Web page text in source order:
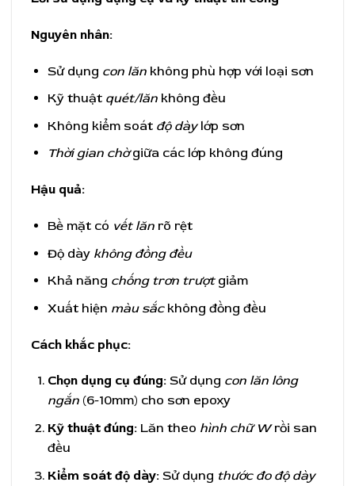
Nguyên nhân:
Sử dụng con lănkhông phù hợp với loại sơn
Kỹ thuật quét/lănkhông đều
Không kiểm soát độ dàylớp sơn
Thời gian chờgiữa các lớp không đúng
Hậu quả:
Bề mặt có vết lănrõ rệt
Độ dày không đồng đều
Khả năng chống trơn trượtgiảm
Xuất hiện màu sắckhông đồng đều
Cách khắc phục:
Chọn dụng cụ đúng:Sử dụng con lăn lông
ngắn(6-10mm) cho sơn epoxy
Kỹ thuật đúng:Lăn theo hình chữ Wrồi san
đều
Kiểm soát độ dày:Sử dụng thước đo độ dày